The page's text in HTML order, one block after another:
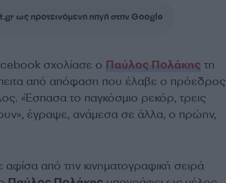
ως προτεινόμενη πηγή στην Google
σχολίασε ο Παύλος Πολάκης τη
από απόφαση που έλαβε ο πρόεδρος
«Έσπασα το παγκόσμιο ρεκόρ, τρεις
έγραψε, ανάμεσα σε άλλα, ο πρώην,
από την κινηματογραφική σειρά